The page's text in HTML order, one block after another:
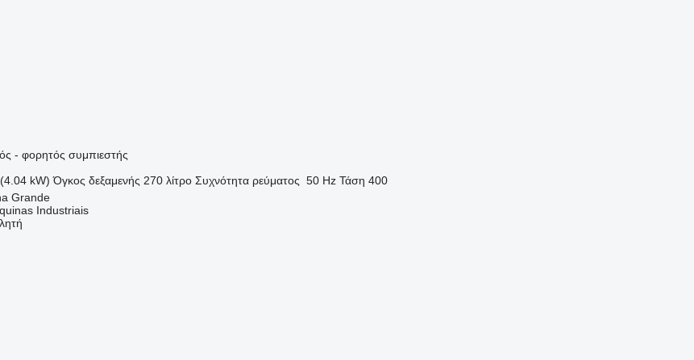
- φορητός συμπιεστής
kW) Όγκος δεξαμενής 270 λίτρο Συχνότητα ρεύματος 50 Hz Τάση 400
Grande
Industriais